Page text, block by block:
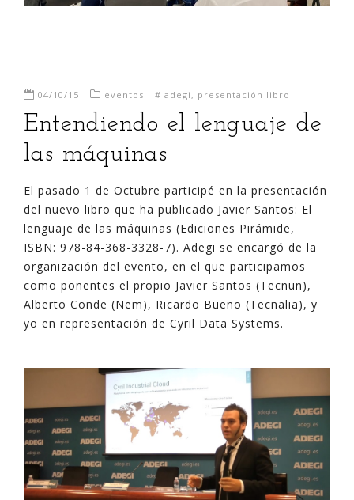
04/10/15 eventos # adegi , presentación libro
Entendiendo el lenguaje de
las máquinas
El pasado 1 de Octubre participé en la presentación
del nuevo libro que ha publicado Javier Santos: El
lenguaje de las máquinas (Ediciones Pirámide,
ISBN: 978-84-368-3328-7). Adegi se encargó de la
organización del evento, en el que participamos
como ponentes el propio Javier Santos (Tecnun),
Alberto Conde (Nem), Ricardo Bueno (Tecnalia), y
yo en representación de Cyril Data Systems.